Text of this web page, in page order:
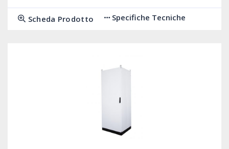
Scheda Prodotto Specifiche Tecniche